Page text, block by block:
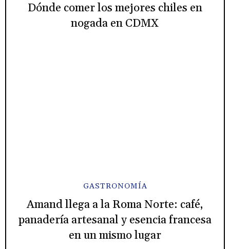
Dónde comer los mejores chiles en
nogada en CDMX
GASTRONOMÍA
Amand llega a la Roma Norte: café,
panadería artesanal y esencia francesa
en un mismo lugar